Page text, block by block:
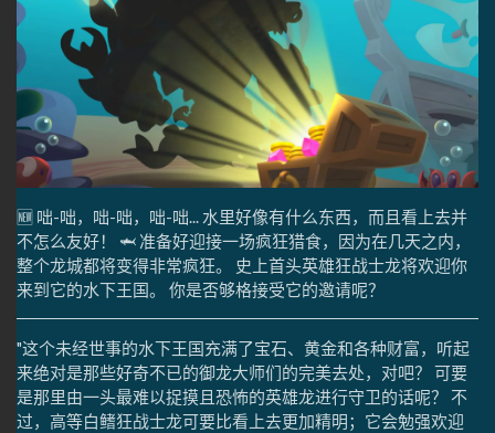
🆕 咄-咄，咄-咄，咄-咄... 水里好像有什么东西，而且看上去并
不怎么友好！ 🦈 准备好迎接一场疯狂猎食，因为在几天之内，
整个龙城都将变得非常疯狂。 史上首头英雄狂战士龙将欢迎你
来到它的水下王国。 你是否够格接受它的邀请呢？
"这个未经世事的水下王国充满了宝石、黄金和各种财富，听起
来绝对是那些好奇不已的御龙大师们的完美去处，对吧？ 可要
是那里由一头最难以捉摸且恐怖的英雄龙进行守卫的话呢？ 不
过，高等白鳍狂战士龙可要比看上去更加精明；它会勉强欢迎